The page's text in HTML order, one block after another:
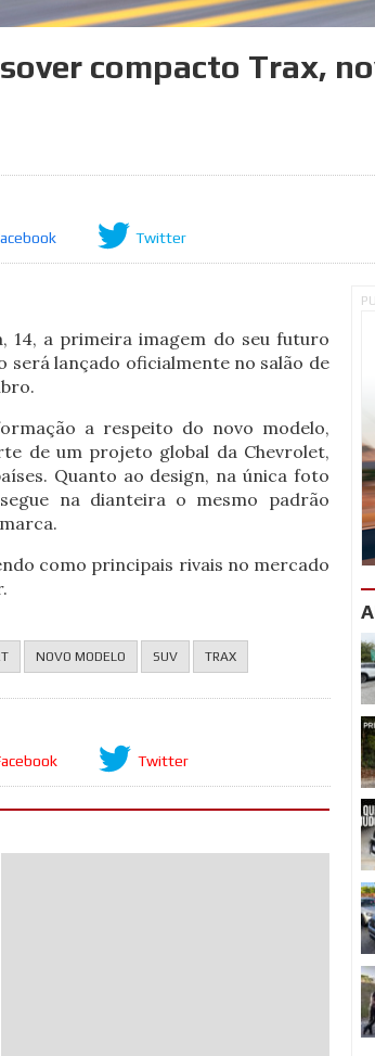
compacto Trax,
Twitter
14, a primeira imagem do seu futuro
será lançado oficialmente no salão de
a respeito do novo modelo,
de um projeto global da Chevrolet,
Quanto ao design, na única foto
na dianteira o mesmo padrão
como principais rivais no mercado
NOVO MODELO SUV TRAX
Twitter